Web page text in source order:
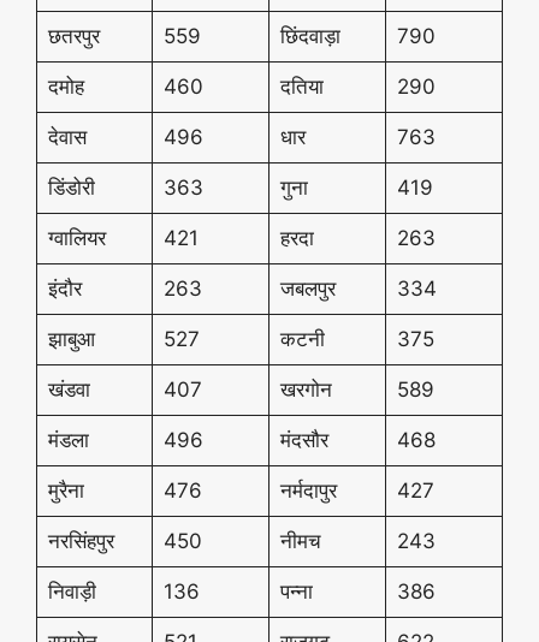
छतरपुर 559 छिंदवाड़ा 790
दमोह 460 दतिया 290
देवास 496 धार 763
डिंडोरी 363 गुना 419
ग्वालियर 421 हरदा 263
इंदौर 263 जबलपुर 334
झाबुआ 527 कटनी 375
खंडवा 407 खरगोन 589
मंडला 496 मंदसौर 468
मुरैना 476 नर्मदापुर 427
नरसिंहपुर 450 नीमच 243
निवाड़ी 136 पन्ना 386